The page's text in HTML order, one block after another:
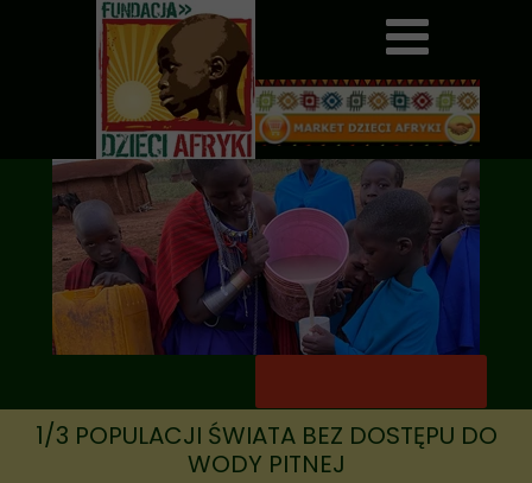
1/3 POPULACJI ŚWIATA BEZ DOSTĘPU DO
WODY PITNEJ